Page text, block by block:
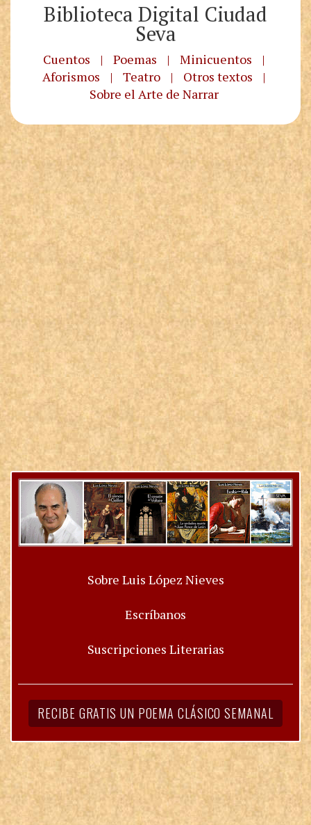
Biblioteca Digital Ciudad
Seva
Cuentos | Poemas | Minicuentos
|
Aforismos
| Teatro | Otros textos
|
Sobre el Arte de Narrar
Sobre Luis López Nieves
Escríbanos
Suscripciones Literarias
RECIBE GRATIS UN POEMA CLÁSICO SEMANAL